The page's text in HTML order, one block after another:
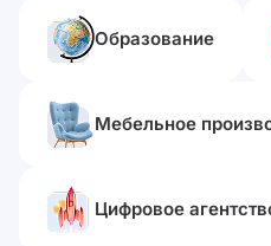
Образование
Мебельное
Цифровое